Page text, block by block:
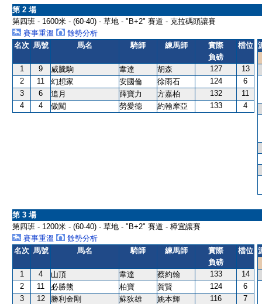
第 2 場
第四班 - 1600米 - (60-40) - 草地 - "B+2" 賽道 - 克拉碼頭讓賽
賽事重溫
餘勢分析
名次 馬號 馬名 騎師 練馬師
實際
負磅
檔位
1 9 威騰駒 韋達 胡森 127
13
2
11 幻想家 安國倫 徐雨石 124
6
3
6 追月 薛寶力 方嘉柏 132
11
4
4 傲闖 勞愛德 約翰摩亞 133 4
第 3 場
第四班 - 1200米 - (60-40) - 草地 - "B+2" 賽道 - 樟宜讓賽
賽事重溫
餘勢分析
名次 馬號 馬名 騎師 練馬師
實際
負磅
檔位
1 4 山頂 韋達 蔡約翰 133
14
2
11 必勝熊 柏寶 賀賢 124
6
3
12 勝利金剛 蘇狄雄 姚本輝 116
7